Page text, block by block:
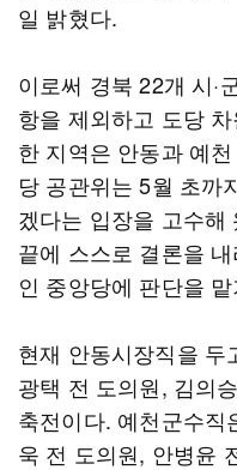
일 밝혔다.
이로써 경북 22개 시·
항을 제외하고 도당
한 지역은 안동과 예
당 공관위는 5월 초까
겠다는 입장을 고수해
끝에 스스로 결론을
인 중앙당에 판단을
현재 안동시장직을 두
광택 전 도의원, 김의
축전이다. 예천군수직
욱 전 도의원, 안병윤